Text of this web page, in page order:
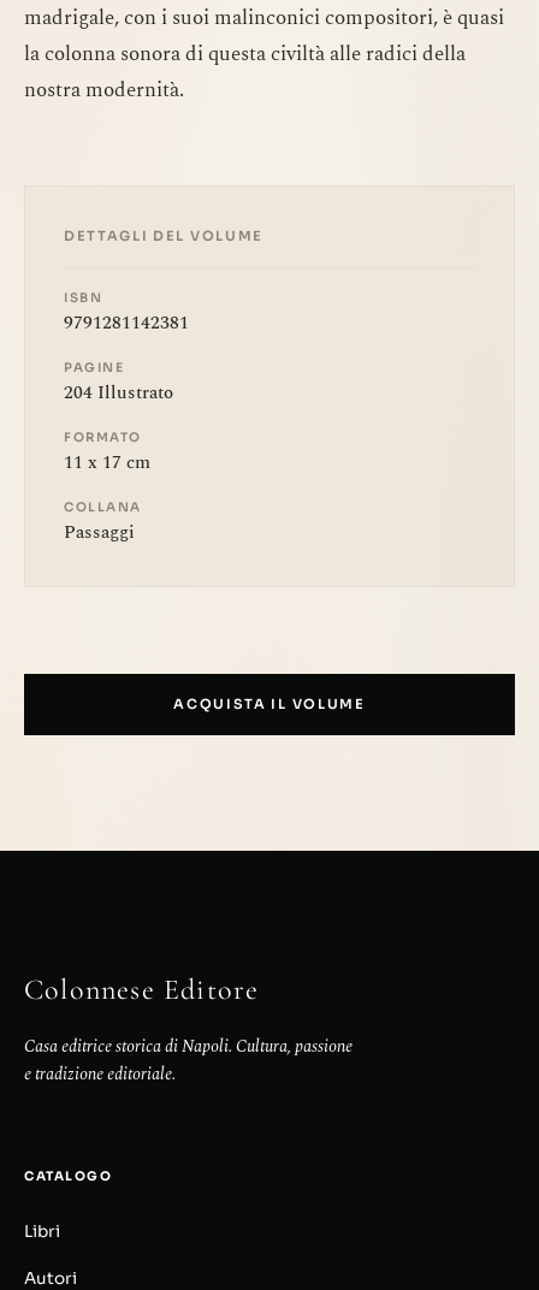
madrigale, con i suoi malinconici compositori, è quasi
la colonna sonora di questa civiltà alle radici della
nostra modernità.
DETTAGLI DEL VOLUME
ISBN
9791281142381
PAGINE
204 Illustrato
FORMATO
11 x 17 cm
COLLANA
Passaggi
ACQUISTA IL VOLUME
Colonnese Editore
Casa editrice storica di Napoli. Cultura, passione
e tradizione editoriale.
CATALOGO
Libri
Autori